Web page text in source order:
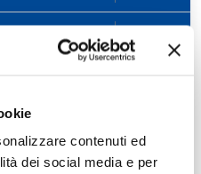
contenuti ed
dei social media e per
DEL